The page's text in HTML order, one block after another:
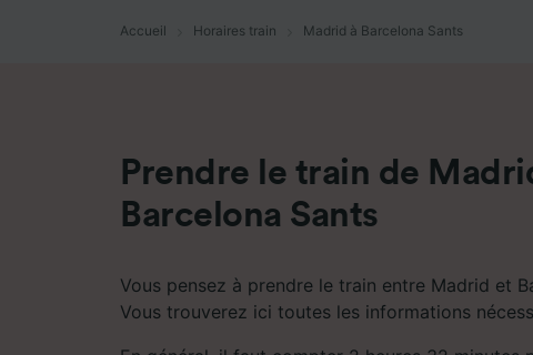
Accueil Horaires train Madrid à Barcelona Sants
Prendre le train de
Barcelona Sants
Vous pensez à prendre le train entre Madrid et
Vous trouverez ici toutes les informations
Liste de